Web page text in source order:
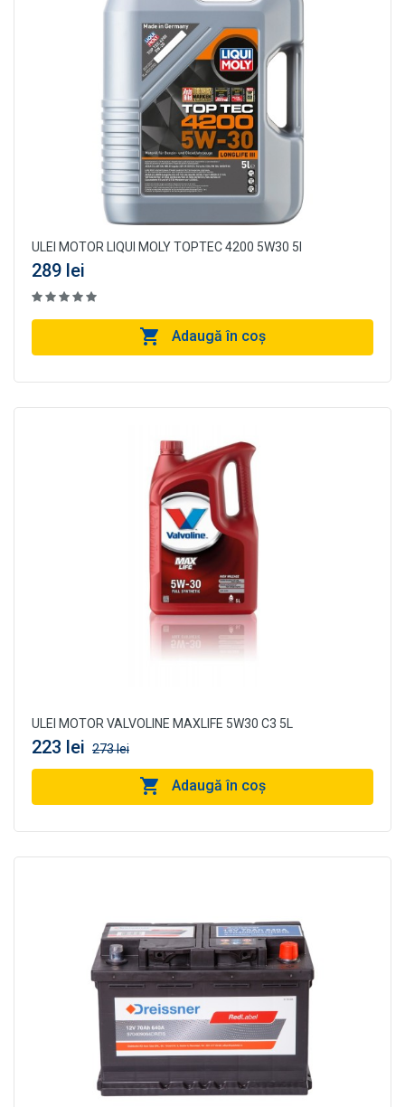
ULEI MOTOR LIQUI MOLY TOPTEC 4200 5W30 5l
289 lei
Adaugă în coş
ULEI MOTOR VALVOLINE MAXLIFE 5W30 C3 5L
223 lei 273 lei
Adaugă în coş